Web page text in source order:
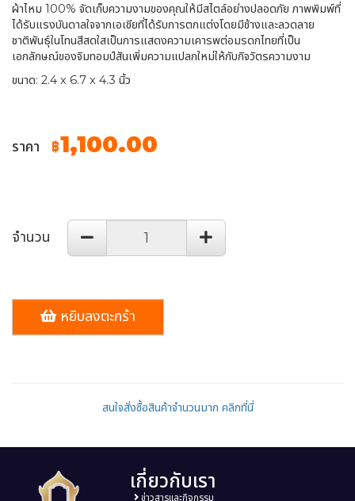
ผ้าไหม 100% จัดเก็บความงามของคุณให้มีสไตล์อย่างปลอดภัย ภาพพิมพ์ที่
ได้รับแรงบันดาลใจจากเอเชียที่ได้รับการตกแต่งโดยมีช้างและลวดลาย
ชาติพันธุ์ในโทนสีสดใสเป็นการแสดงความเคารพต่อมรดกไทยที่เป็น
เอกลักษณ์ของจิมทอมป์สันเพิ่มความแปลกใหม่ให้กับกิจวัตรความงาม
ขนาด: 2.4 x 6.7 x 4.3 นิ้ว
ราคา ฿1,100.00
จำนวน
หยิบลงตะกร้า
สนใจสั่งซื้อสินค้าจำนวนมาก คลิกที่นี่
เกี่ยวกับเรา
ข่าวสารและกิจกรรม